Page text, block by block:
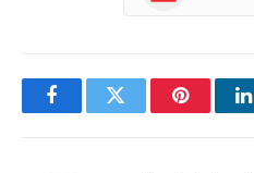
FacebookTwitter Pinterest